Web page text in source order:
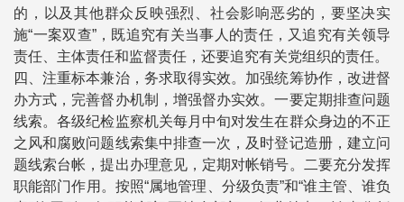
的，以及其他群众反映强烈、社会影响恶劣的，要坚决实
施“一案双查”，既追究有关当事人的责任，又追究有关领导
责任、主体责任和监督责任，还要追究有关党组织的责任。
四、注重标本兼治，务求取得实效。加强统筹协作，改进督
办方式，完善督办机制，增强督办实效。一要定期排查问题
线索。各级纪检监察机关每月中旬对发生在群众身边的不正
之风和腐败问题线索集中排查一次，及时登记造册，建立问
题线索台帐，提出办理意见，定期对帐销号。二要充分发挥
职能部门作用。按照“属地管理、分级负责”和“谁主管、谁负